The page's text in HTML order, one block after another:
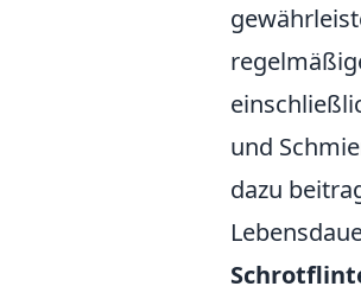
und
dazu